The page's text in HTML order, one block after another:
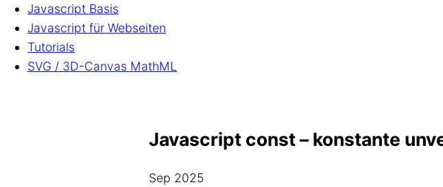
Javascript Basis
Javascript für Webseiten
Tutorials
SVG / 3D-Canvas MathML
Javascript const – konstante
Sep 2025